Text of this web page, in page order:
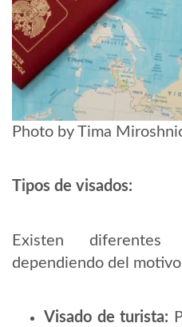
Photo by Tima
Tipos de visados:
Existen
dependiendo del
Visado de turista: